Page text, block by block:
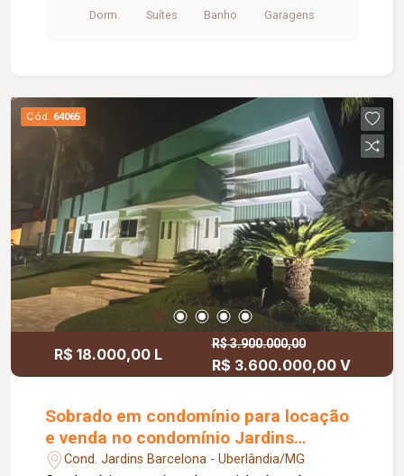
externo 1.20x1.20, porcelanato da casa Eliane
Ônix, esquadrias Gold Preto, janela da fachada de
2.00x4.00, porta de correr cozinha mão amiga e
porta de correr no corredor dando vista para
piscina, encanamento Tigre e conduites Tigre,
fechaduras Pado, fachada, jardins de inverno,
área externa toda pintada no Lamato e tinta coral
em toda casa.
Dorm. Suítes Banho Garagens
Cód. 64065
R$ 18.000,00 L
R$ 3.900.000,00
R$ 3.600.000,00 V
Sobrado em condomínio para locação
e venda no condomínio Jardins
Barcelona
Cond. Jardins Barcelona - Uberlândia/MG